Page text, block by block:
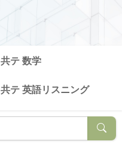
共テ 数学
共テ 英語リスニング